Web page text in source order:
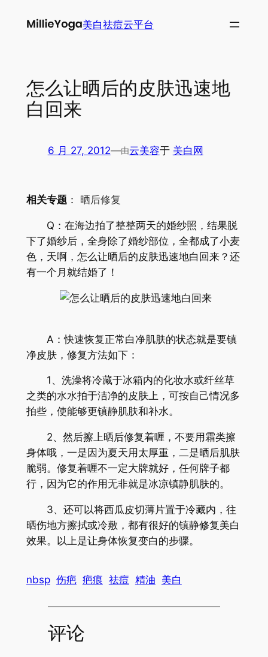
美白祛痘云平台
怎么让晒后的皮肤迅速地
白回来
6 月 27, 2012—由云美容于 美白网
相关专题： 晒后修复
Q：在海边拍了整整两天的婚纱照，结果脱
下了婚纱后，全身除了婚纱部位，全都成了小麦
色，天啊，怎么让晒后的皮肤迅速地白回来？还
有一个月就结婚了！
A：快速恢复正常白净肌肤的状态就是要镇
净皮肤，修复方法如下：
1、洗澡将冷藏于冰箱内的化妆水或纤丝草
之类的水水拍于洁净的皮肤上，可按自己情况多
拍些，使能够更镇静肌肤和补水。
2、然后擦上晒后修复着喱，不要用霜类擦
身体哦，一是因为夏天用太厚重，二是晒后肌肤
脆弱。修复着喱不一定大牌就好，任何牌子都
行，因为它的作用无非就是冰凉镇静肌肤的。
3、还可以将西瓜皮切薄片置于冷藏内，往
晒伤地方擦拭或冷敷，都有很好的镇静修复美白
效果。以上是让身体恢复变白的步骤。
nbsp 伤疤 疤痕 祛痘 精油 美白
评论